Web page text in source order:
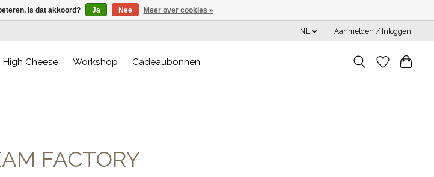
NL Aanmelden / Inloggen
High Cheese Workshop Cadeaubonnen
FACTORY
Is dat akkoord? Ja Nee Meer over cookies »